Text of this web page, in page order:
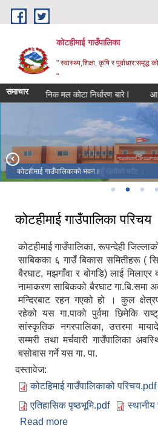
Skip to main content
कोटहीमाई गाउँपालिका
" स्वास्थ्य,शिक्षा, कृषि र पूर्वाधार:समृद्ध
"
समाचार
रासायनिक मल कोटा निर्धारण बारे l आ. ब
कोटहीमाई गाउँपालिकाको भवन।
कोटहीमाई गाउँपालिकामा रहेको गहुँ खेतीको फाँट ।
वडा नं ४ बैरघाटमा अवस्थित कोटहीमाई मन्दिर
अन्तर स्थानीय तह क्रिकेट बिजेता २०८०
कोटहीमाई गाउँपालिका परिचय
कोटहीमाई गाउँपालिका, रूपन्देही
साबिकका ६ गाउँ बिकास समितीहरू (
बैरघाट, मझगाँवा र बोगडि) लाई
नामाकरण साबिकको बैरघाट गा.बि.समा
मन्दिरबाट रहन गएको हो । कुल
रहेको यस गा.पाको पुर्वमा छिमेकि
सांस्कृतिक नगरपालिका, उत्तरमा
सम्मरी तथा मर्चवारी गाउँपालिका
बसोबास गर्ने यस गा. पा.
दस्तावेज:
कोटहिमाई गाउँपालिकाको परिचय.pdf
एतिहासिक पृष्ठभूमि.pdf
स्थानीय
Read more